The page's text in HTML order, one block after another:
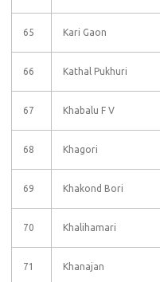
65 Kari Gaon
66 Kathal Pukhuri
67 Khabalu F V
68 Khagori
69 Khakond Bori
70 Khalihamari
71 Khanajan